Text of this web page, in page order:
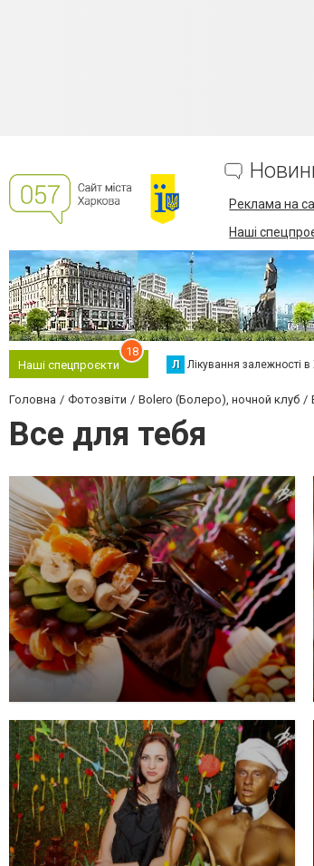
Реклама на
Наші
Наші спецпроєкти
18
Л Лікування залежності в
Головна Фотозвіти Bolero (Болеро), ночной клуб
Все для тебя